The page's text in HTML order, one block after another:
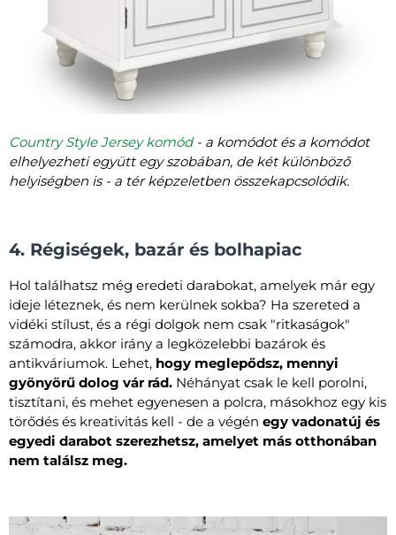
Country Style Jersey komód- a komódot és a komódot
elhelyezheti együtt egy szobában, de két különböző
helyiségben is - a tér képzeletben összekapcsolódik.
4. Régiségek, bazár és bolhapiac
Hol találhatsz még eredeti darabokat, amelyek már egy
ideje léteznek, és nem kerülnek sokba? Ha szereted a
vidéki stílust, és a régi dolgok nem csak "ritkaságok"
számodra, akkor irány a legközelebbi bazárok és
antikváriumok. Lehet, hogy meglepődsz, mennyi
gyönyörű dolog vár rád. Néhányat csak le kell porolni,
tisztítani, és mehet egyenesen a polcra, másokhoz egy kis
törődés és kreativitás kell - de a végén egy vadonatúj és
egyedi darabot szerezhetsz, amelyet más otthonában
nem találsz meg.